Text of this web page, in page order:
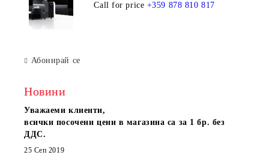
Call for price +359 878 810 817
Абонирай се
Новини
Уважаеми клиенти,
всички посочени цени в магазина са за 1 бр. без
ДДС.
25 Сеп 2019